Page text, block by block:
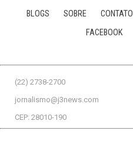
BLOGS SOBRE CONTATO
FACEBOOK
(22) 2738-2700
jornalismo@j3news.com
CEP: 28010-190